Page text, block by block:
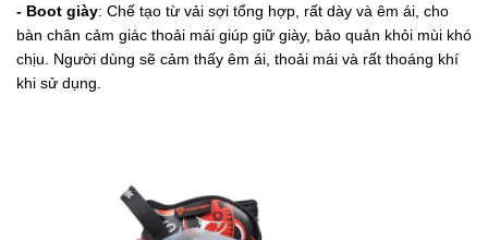
- Boot giày: Chế tạo từ vải sợi tổng hợp, rất dày và êm ái, cho
bàn chân cảm giác thoải mái giúp giữ giày, bảo quản khỏi mùi khó
chịu. Người dùng sẽ cảm thấy êm ái, thoải mái và rất thoáng khí
khi sử dụng.